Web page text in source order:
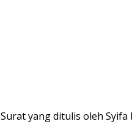
Surat yang ditulis oleh